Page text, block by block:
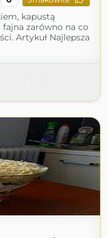
kapustą
zarówno na co
Artykuł Najlepsza